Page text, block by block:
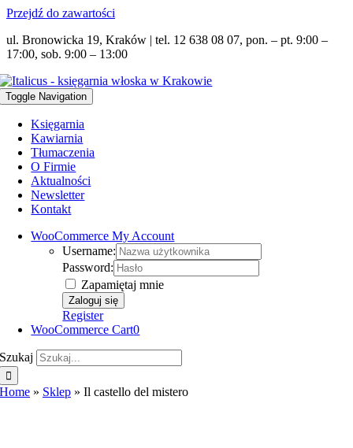
Przejdź do zawartości
ul. Bronowicka 19, Kraków | tel. 12 638 08 07, pon. – pt. 9:00 –
17:00, sob. 9:00 – 13:00
Toggle Navigation
Księgarnia
Kawiarnia
Tłumaczenia
O Firmie
Aktualności
Newsletter
Kontakt
WooCommerce My Account
Username:
Password:
Zapamiętaj mnie
Register
WooCommerce Cart0
Szukaj
Home » Sklep »Il castello del mistero